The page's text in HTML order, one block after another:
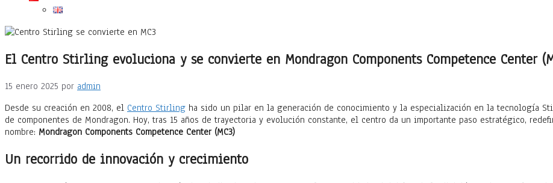
El Centro Stirling evoluciona y se convierte en Mondragon Components Competence Center
15 enero 2025 por admin
Desde su creación en 2008, el Centro Stirling ha sido un pilar en la generación de conocimiento y la especialización en la tecnología
de componentes de Mondragon. Hoy, tras 15 años de trayectoria y evolución constante, el centro da un importante paso estratégico,
nombre: Mondragon Components Competence Center (MC3)
Un recorrido de innovación y crecimiento